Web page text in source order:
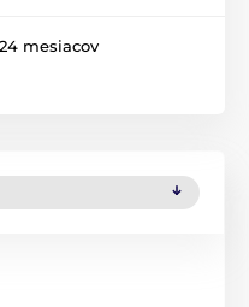
24 mesiacov